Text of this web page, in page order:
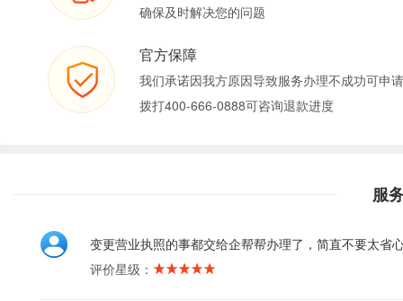
确保及时解决您的问题
官方保障
我们承诺因我方原因导致服务办理不成功可申
拨打400-666-0888可咨询退款进度
服
变更营业执照的事都交给企帮帮办理了，简直不要太省
评价星级：